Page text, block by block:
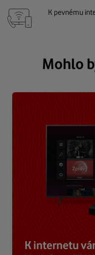
K pevnému
Mohlo
K internetu